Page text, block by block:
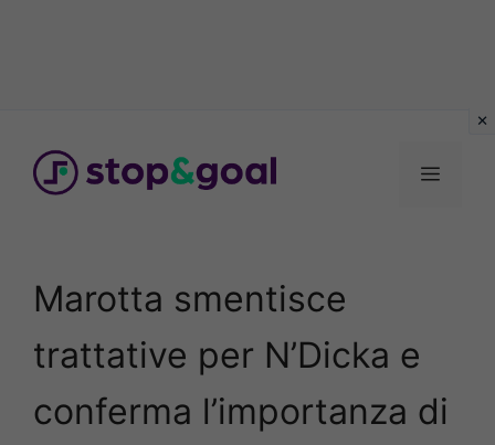
contenuto
Menu
Marotta smentisce
trattative per N’Dicka e
conferma l’importanza di